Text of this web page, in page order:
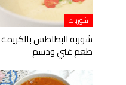
شوربات
شوربة البطاطس بالكريمة
طعم غني ودسم